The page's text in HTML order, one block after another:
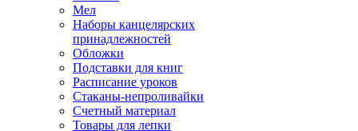
Мел
Наборы канцелярских
принадлежностей
Обложки
Подставки для книг
Расписание уроков
Стаканы-непроливайки
Счетный материал
Товары для лепки